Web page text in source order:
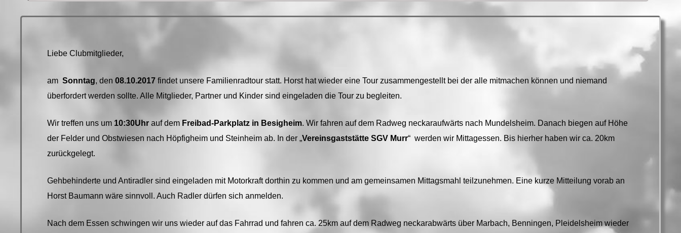
Liebe Clubmitglieder,
am Sonntag, den 08.10.2017 findet unsere Familienradtour statt. Horst hat wieder eine Tour zusammengestellt bei der alle mitmachen können und niemand
überfordert werden sollte. Alle Mitglieder, Partner und Kinder sind eingeladen die Tour zu begleiten.
Wir treffen uns um 10:30Uhr auf dem Freibad-Parkplatz in Besigheim. Wir fahren auf dem Radweg neckaraufwärts nach Mundelsheim. Danach biegen auf Höhe
der Felder und Obstwiesen nach Höpfigheim und Steinheim ab. In der „Vereinsgaststätte SGV Murr“ werden wir Mittagessen. Bis hierher haben wir ca. 20km
zurückgelegt.
Gehbehinderte und Antiradler sind eingeladen mit Motorkraft dorthin zu kommen und am gemeinsamen Mittagsmahl teilzunehmen. Eine kurze Mitteilung vorab an
Horst Baumann wäre sinnvoll. Auch Radler dürfen sich anmelden.
Nach dem Essen schwingen wir uns wieder auf das Fahrrad und fahren ca. 25km auf dem Radweg neckarabwärts über Marbach, Benningen, Pleidelsheim wieder